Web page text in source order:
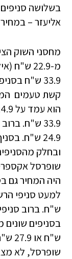
בשלושה
אליעזר – במחיר של
מחסני השוק
33.9 ש"ח
33.9 ש"ח.
היה המחיר גם
שופרסל, לא